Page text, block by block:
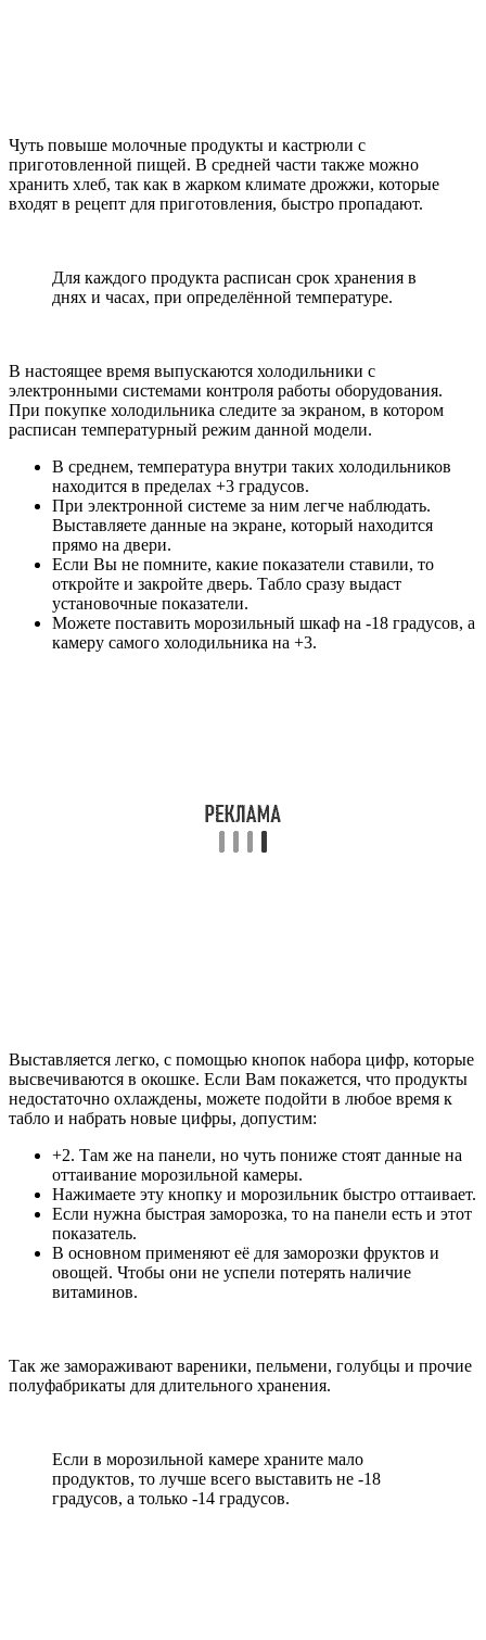
Чуть повыше молочные продукты и кастрюли с
приготовленной пищей. В средней части также можно
хранить хлеб, так как в жарком климате дрожжи, которые
входят в рецепт для приготовления, быстро пропадают.
Для каждого продукта расписан срок хранения в
днях и часах, при определённой температуре.
В настоящее время выпускаются холодильники с
электронными системами контроля работы оборудования.
При покупке холодильника следите за экраном, в котором
расписан температурный режим данной модели.
В среднем, температура внутри таких холодильников
находится в пределах +3 градусов.
При электронной системе за ним легче наблюдать.
Выставляете данные на экране, который находится
прямо на двери.
Если Вы не помните, какие показатели ставили, то
откройте и закройте дверь. Табло сразу выдаст
установочные показатели.
Можете поставить морозильный шкаф на -18 градусов, а
камеру самого холодильника на +3.
Выставляется легко, с помощью кнопок набора цифр, которые
высвечиваются в окошке. Если Вам покажется, что продукты
недостаточно охлаждены, можете подойти в любое время к
табло и набрать новые цифры, допустим:
+2. Там же на панели, но чуть пониже стоят данные на
оттаивание морозильной камеры.
Нажимаете эту кнопку и морозильник быстро оттаивает.
Если нужна быстрая заморозка, то на панели есть и этот
показатель.
В основном применяют её для заморозки фруктов и
овощей. Чтобы они не успели потерять наличие
витаминов.
Так же замораживают вареники, пельмени, голубцы и прочие
полуфабрикаты для длительного хранения.
Если в морозильной камере храните мало
продуктов, то лучше всего выставить не -18
градусов, а только -14 градусов.